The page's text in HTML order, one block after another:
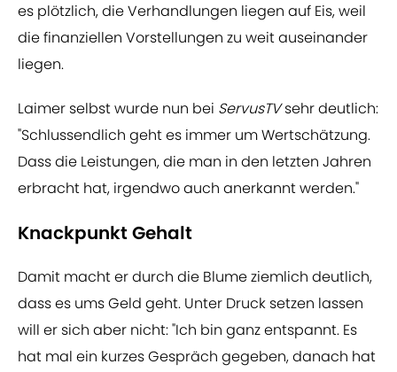
es plötzlich, die Verhandlungen liegen auf Eis, weil
die finanziellen Vorstellungen zu weit auseinander
liegen.
Laimer selbst wurde nun bei ServusTVsehr deutlich:
"Schlussendlich geht es immer um Wertschätzung.
Dass die Leistungen, die man in den letzten Jahren
erbracht hat, irgendwo auch anerkannt werden."
Knackpunkt Gehalt
Damit macht er durch die Blume ziemlich deutlich,
dass es ums Geld geht. Unter Druck setzen lassen
will er sich aber nicht: "Ich bin ganz entspannt. Es
hat mal ein kurzes Gespräch gegeben, danach hat